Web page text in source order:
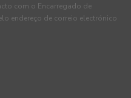
com o Encarregado de
endereço de correio electrónico